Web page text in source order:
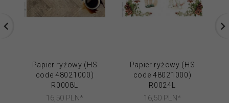
Papier ryżowy (HS
code 48021000)
R0008L
16,50 PLN*
Papier ryżowy (HS
code 48021000)
R0024L
16,50 PLN*